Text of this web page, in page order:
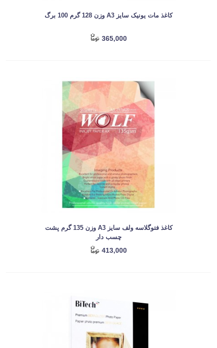
کاغذ مات یونیک سایز A3 وزن 128 گرم 100 برگ
365,000
کاغذ فتوگلاسه ولف سایز A3 وزن 135 گرم پشت
چسب دار
413,000